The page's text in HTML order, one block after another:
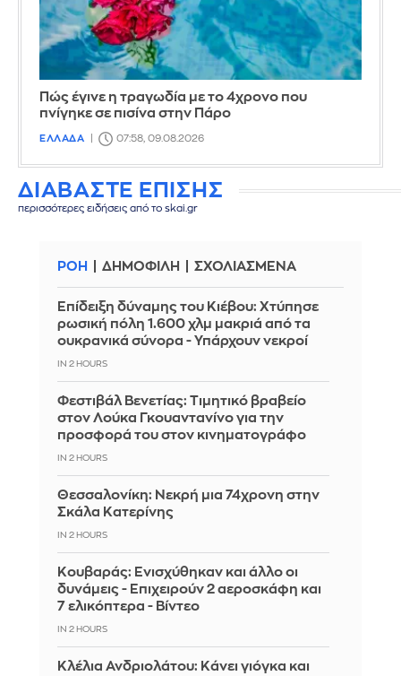
Πώς έγινε η τραγωδία με το 4χρονο που
πνίγηκε σε πισίνα στην Πάρο
ΕΛΛΑΔΑ 07:58, 09.08.2026
ΔΙΑΒΑΣΤΕ ΕΠΙΣΗΣ
περισσότερες ειδήσεις από το skai.gr
ΡΟΗ ΔΗΜΟΦΙΛΗ ΣΧΟΛΙΑΣΜΕΝΑ
Επίδειξη δύναμης του Κιέβου: Χτύπησε
ρωσική πόλη 1.600 χλμ μακριά από τα
ουκρανικά σύνορα - Υπάρχουν νεκροί
IN 2 HOURS
Φεστιβάλ Βενετίας: Τιμητικό βραβείο
στον Λούκα Γκουαντανίνο για την
προσφορά του στον κινηματογράφο
IN 2 HOURS
Θεσσαλονίκη: Νεκρή μια 74χρονη στην
Σκάλα Κατερίνης
IN 2 HOURS
Κουβαράς: Ενισχύθηκαν και άλλο οι
δυνάμεις - Επιχειρούν 2 αεροσκάφη και
7 ελικόπτερα - Βίντεο
IN 2 HOURS
Κλέλια Ανδριολάτου: Κάνει γιόγκα και